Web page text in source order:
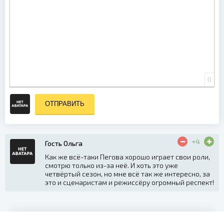
0
ОТПРАВИТЬ
Гость Ольга
+4
Как же всё-таки Пегова хорошо играет свои роли,
смотрю только из-за неё. И хоть это уже
четвёртый сезон, но мне всё так же интересно, за
это и сценаристам и режиссёру огромный респект!